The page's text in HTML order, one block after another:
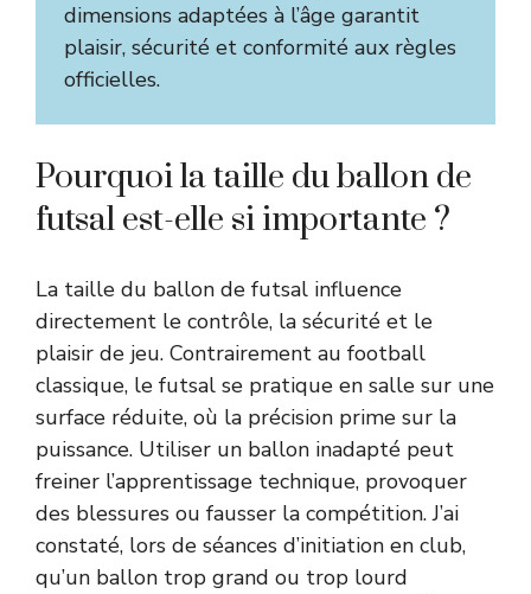
dimensions adaptées à l’âge garantit
plaisir, sécurité et conformité aux règles
officielles.
Pourquoi la taille du ballon de
futsal est-elle si importante ?
La taille du ballon de futsal influence
directement le contrôle, la sécurité et le
plaisir de jeu. Contrairement au football
classique, le futsal se pratique en salle sur une
surface réduite, où la précision prime sur la
puissance. Utiliser un ballon inadapté peut
freiner l’apprentissage technique, provoquer
des blessures ou fausser la compétition. J’ai
constaté, lors de séances d’initiation en club,
qu’un ballon trop grand ou trop lourd